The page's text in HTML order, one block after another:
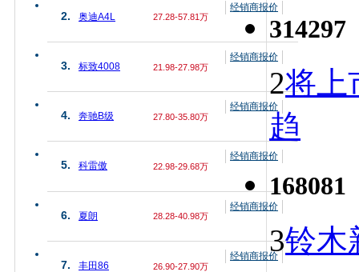
2. 奥迪A4L 27.28-57.81万
经销商报价
3. 标致4008 21.98-27.98万
经销商报价
4. 奔驰B级 27.80-35.80万
经销商报价
5. 科雷傲 22.98-29.68万
经销商报价
6. 夏朗 28.28-40.98万
经销商报价
7. 丰田86 26.90-27.90万
经销商报价
314297
2将上
趋
168081
3铃木